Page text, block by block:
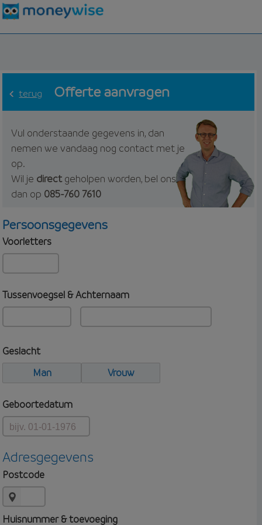
terug Offerte aanvragen
Vul onderstaande gegevens in, dan
nemen we vandaag nog contact met je
op.
Wil je directgeholpen worden, bel ons
dan op 085-760 7610
Persoonsgegevens
Voorletters
Tussenvoegsel & Achternaam
Geslacht
Man
Vrouw
Geboortedatum
Adresgegevens
Postcode
Huisnummer & toevoeging